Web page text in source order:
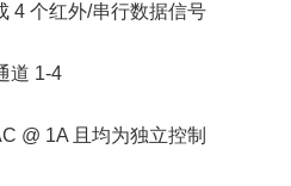
4 个红外/串行数据信号
道 1-4
@ 1A 且均为独立控制